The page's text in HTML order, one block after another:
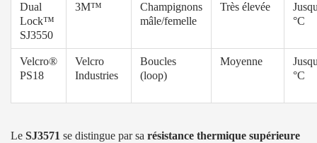
Dual
Lock™
SJ3550
3M™
Champignons
mâle/femelle
Très élevée
°C
Velcro®
PS18
Velcro
Industries
Boucles
(loop)
Moyenne
°C
Le SJ3571 se distingue par sa résistance thermique supérieure